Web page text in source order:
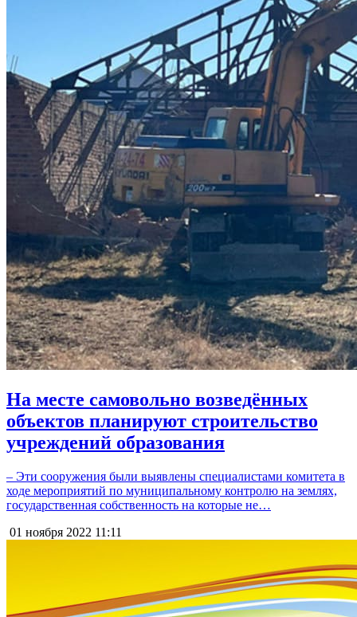
На месте самовольно возведённых
объектов планируют строительство
учреждений образования
– Эти сооружения были выявлены специалистами комитета в
ходе мероприятий по муниципальному контролю на землях,
государственная собственность на которые не…
01 ноября 2022 11:11